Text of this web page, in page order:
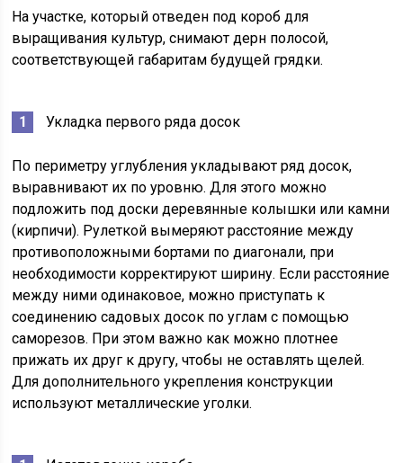
На участке, который отведен под короб для
выращивания культур, снимают дерн полосой,
соответствующей габаритам будущей грядки.
Укладка первого ряда досок
По периметру углубления укладывают ряд досок,
выравнивают их по уровню. Для этого можно
подложить под доски деревянные колышки или камни
(кирпичи). Рулеткой вымеряют расстояние между
противоположными бортами по диагонали, при
необходимости корректируют ширину. Если расстояние
между ними одинаковое, можно приступать к
соединению садовых досок по углам с помощью
саморезов. При этом важно как можно плотнее
прижать их друг к другу, чтобы не оставлять щелей.
Для дополнительного укрепления конструкции
используют металлические уголки.